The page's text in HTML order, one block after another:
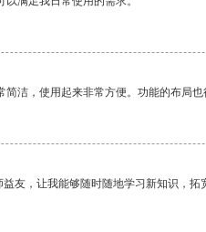
洁，使用起来非常方便。功能的布局也
友，让我能够随时随地学习新知识，拓